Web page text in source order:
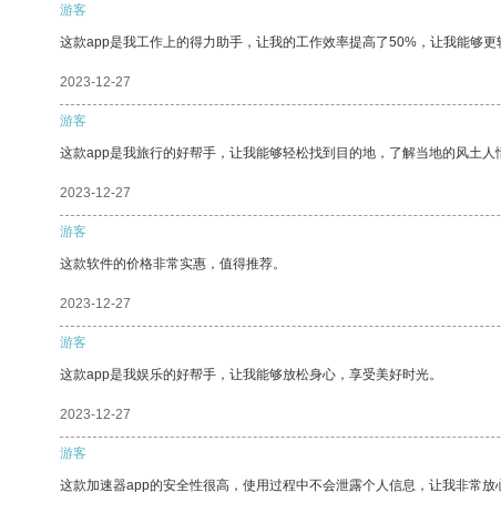
游客
这款app是我工作上的得力助手，让我的工作效率提高了50%，让我能够更
2023-12-27
游客
这款app是我旅行的好帮手，让我能够轻松找到目的地，了解当地的风土人
2023-12-27
游客
这款软件的价格非常实惠，值得推荐。
2023-12-27
游客
这款app是我娱乐的好帮手，让我能够放松身心，享受美好时光。
2023-12-27
游客
这款加速器app的安全性很高，使用过程中不会泄露个人信息，让我非常放